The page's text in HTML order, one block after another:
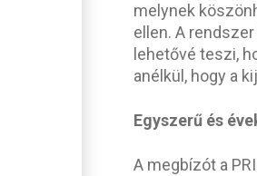
melynek
ellen. A
lehetővé teszi,
anélkül, hogy a
Egyszerű és
A megbízót a